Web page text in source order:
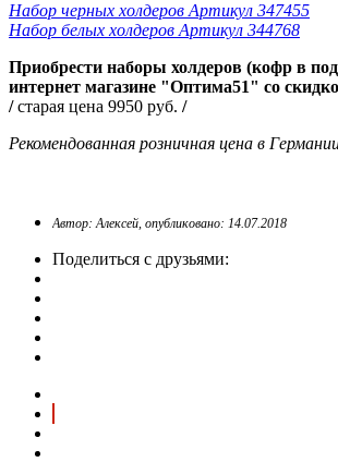
Набор черных холдеров Артикул 347455
Набор белых холдеров Артикул 344768
Приобрести наборы холдеров (кофр в
интернет магазине "Оптима51" со
/старая цена 9950 руб. /
Рекомендованная розничная цена в
Автор: Алексей, опубликовано: 14.07.2018
Поделиться с друзьями: